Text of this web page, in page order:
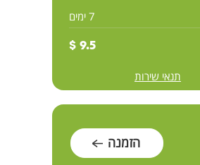
7 ימים
9.5 $
תנאי שירות
הזמנה